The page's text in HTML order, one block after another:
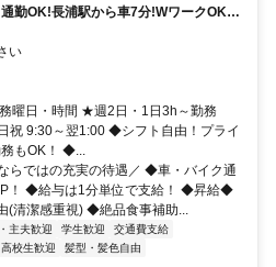
通勤OK!長浦駅から車7分!WワークOK★
い
曜日・時間 ★週2日・1日3h～勤務
祝 9:30～翌1:00 ◆シフト自由！プライ
もOK！ ◆...
らではの充実の待遇／ ◆車・バイク通
！ ◆給与は1分単位で支給！ ◆昇給◆
(清潔感重視) ◆絶品食事補助...
主夫歓迎 学生歓迎
交通費支給
高校生歓迎 髪型・髪色自由